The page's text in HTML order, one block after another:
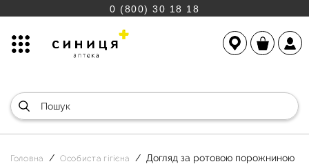
0 (800) 30 18 18
Головна Особиста гігієна Догляд за ротовою порожниною